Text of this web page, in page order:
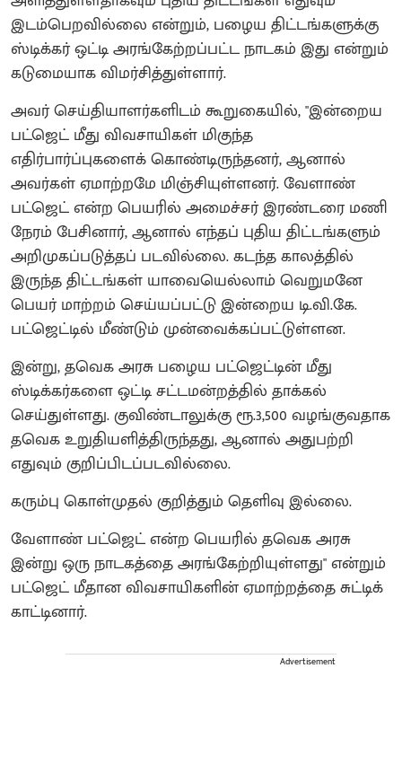
இடம்பெறவில்லை என்றும், பழைய திட்டங்களுக்கு
ஸ்டிக்கர் ஒட்டி அரங்கேற்றப்பட்ட நாடகம் இது என்றும்
கடுமையாக விமர்சித்துள்ளார்.
அவர் செய்தியாளர்களிடம் கூறுகையில், "இன்றைய
பட்ஜெட் மீது விவசாயிகள் மிகுந்த
எதிர்பார்ப்புகளைக் கொண்டிருந்தனர், ஆனால்
அவர்கள் ஏமாற்றமே மிஞ்சியுள்ளனர். வேளாண்
பட்ஜெட் என்ற பெயரில் அமைச்சர் இரண்டரை மணி
நேரம் பேசினார், ஆனால் எந்தப் புதிய திட்டங்களும்
அறிமுகப்படுத்தப் படவில்லை. கடந்த காலத்தில்
இருந்த திட்டங்கள் யாவையெல்லாம் வெறுமனே
பெயர் மாற்றம் செய்யப்பட்டு இன்றைய டி.வி.கே.
பட்ஜெட்டில் மீண்டும் முன்வைக்கப்பட்டுள்ளன.
இன்று, தவெக அரசு பழைய பட்ஜெட்டின் மீது
ஸ்டிக்கர்களை ஒட்டி சட்டமன்றத்தில் தாக்கல்
செய்துள்ளது. குவிண்டாலுக்கு ரூ.3,500 வழங்குவதாக
தவெக உறுதியளித்திருந்தது, ஆனால் அதுபற்றி
எதுவும் குறிப்பிடப்படவில்லை.
கரும்பு கொள்முதல் குறித்தும் தெளிவு இல்லை.
வேளாண் பட்ஜெட் என்ற பெயரில் தவெக அரசு
இன்று ஒரு நாடகத்தை அரங்கேற்றியுள்ளது" என்றும்
பட்ஜெட் மீதான விவசாயிகளின் ஏமாற்றத்தை சுட்டிக்
காட்டினார்.
Advertisement